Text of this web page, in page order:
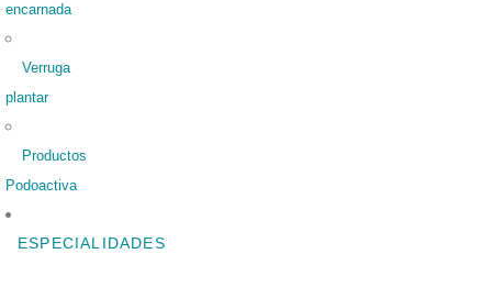
encarnada
Verruga
plantar
Productos
Podoactiva
ESPECIALIDADES